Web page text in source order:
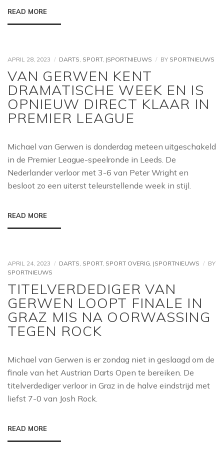
READ MORE
APRIL 28, 2023 DARTS, SPORT, |SPORTNIEUWS BY SPORTNIEUWS
VAN GERWEN KENT
DRAMATISCHE WEEK EN IS
OPNIEUW DIRECT KLAAR IN
PREMIER LEAGUE
Michael van Gerwen is donderdag meteen uitgeschakeld
in de Premier League-speelronde in Leeds. De
Nederlander verloor met 3-6 van Peter Wright en
besloot zo een uiterst teleurstellende week in stijl.
READ MORE
APRIL 24, 2023 DARTS, SPORT, SPORT OVERIG, |SPORTNIEUWS
BY
SPORTNIEUWS
TITELVERDEDIGER VAN
GERWEN LOOPT FINALE IN
GRAZ MIS NA OORWASSING
TEGEN ROCK
Michael van Gerwen is er zondag niet in geslaagd om de
finale van het Austrian Darts Open te bereiken. De
titelverdediger verloor in Graz in de halve eindstrijd met
liefst 7-0 van Josh Rock.
READ MORE